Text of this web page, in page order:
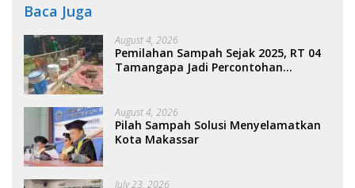
Baca Juga
August 4, 2026
Pemilahan Sampah Sejak 2025, RT 04
Tamangapa Jadi Percontohan
August 4, 2026
Pilah Sampah Solusi Menyelamatkan
Kota Makassar
July 23, 2026